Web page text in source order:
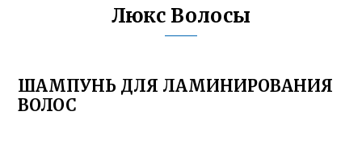
Люкс Волосы
ШАМПУНЬ ДЛЯ ЛАМИНИРОВАНИЯ
ВОЛОС